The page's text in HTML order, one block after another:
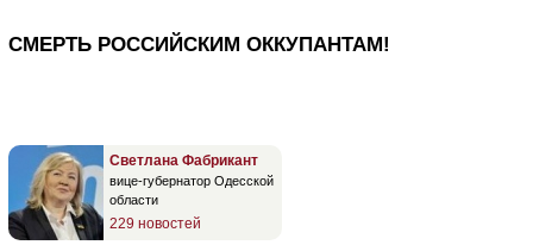
СМЕРТЬ РОССИЙСКИМ ОККУПАНТАМ!
Светлана Фабрикант
вице-губернатор Одесской
области
229 новостей